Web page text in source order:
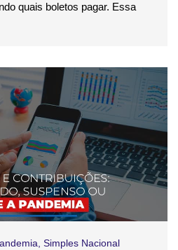
quais boletos pagar. Essa
, Simples Nacional